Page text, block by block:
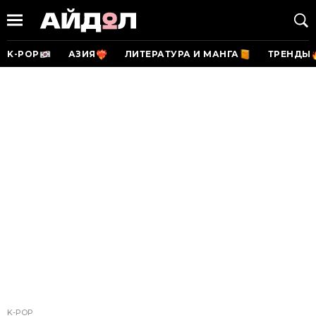
K-POP АЗИЯ ЛИТЕРАТУРА И МАНГА ТРЕНДЫ
K-POP